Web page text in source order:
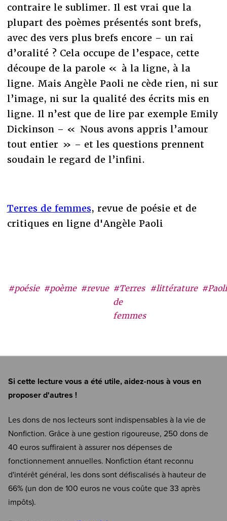
#poésie #poème #revue #Terres
de
femmes
#littérature #Paoli
contraire le sublimer. Il est vrai que la
plupart des poèmes présentés sont brefs,
avec des vers plus brefs encore – un rai
d’oralité ? Cela occupe de l’espace, cette
découpe de la parole « à la ligne, à la
ligne. Mais Angèle Paoli ne cède rien, ni sur
l’image, ni sur la qualité des écrits mis en
ligne. Il n’est que de lire par exemple Emily
Dickinson – « Nous avons appris l’amour
tout entier » – et les questions prennent
soudain le regard de l’infini.
Terres de femmes, revue de poésie et de
critiques en ligne d'Angèle Paoli
Si cette lecture vous a été utile, aidez-nous à vous en
proposer d'autres !
Les dons de nos lecteurs sont indispensables à la vie de
Nonfiction. Grâce à une gestion rigoureuse, 250 dons de
40 euros suffiraient à assurer nos dépenses de
fonctionnement annuelles. Nonfiction étant reconnu
d'intérêt général, les dons sont défiscalisés à hauteur de
66% (un don de 100 euros ne vous coûte que 33 après
impôts).